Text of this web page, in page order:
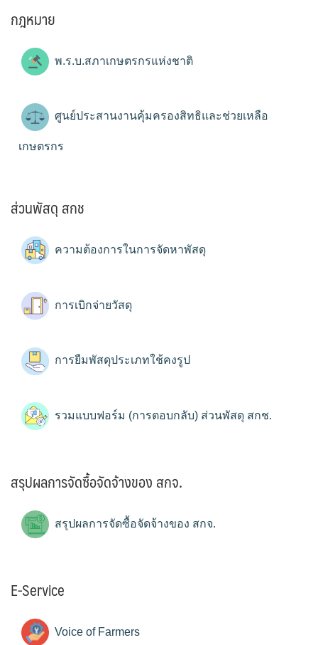
กฎหมาย
พ.ร.บ.สภาเกษตรกรแห่งชาติ
ศูนย์ประสานงานคุ้มครองสิทธิและช่วยเหลือ
เกษตรกร
ส่วนพัสดุ สกช
ความต้องการในการจัดหาพัสดุ
การเบิกจ่ายวัสดุ
การยืมพัสดุประเภทใช้คงรูป
รวมแบบฟอร์ม (การตอบกลับ) ส่วนพัสดุ สกช.
สรุปผลการจัดซื้อจัดจ้างของ สกจ.
สรุปผลการจัดซื้อจัดจ้างของ สกจ.
E-Service
Voice of Farmers